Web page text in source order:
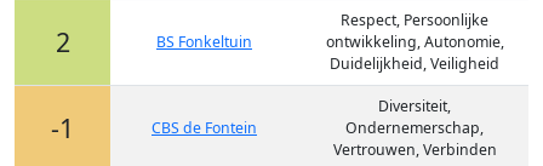
2 BS Fonkeltuin
Respect, Persoonlijke
ontwikkeling, Autonomie,
Duidelijkheid, Veiligheid
-1 CBS de Fontein
Diversiteit,
Ondernemerschap,
Vertrouwen, Verbinden